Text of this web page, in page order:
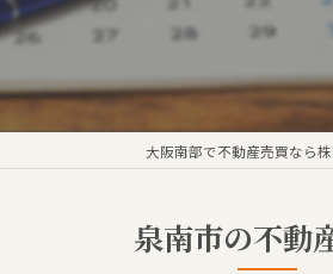
大阪南部で不動産売買なら
泉南市の不動